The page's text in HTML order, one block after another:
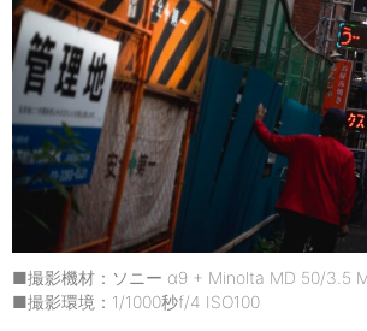
■撮影機材：ソニー α9 + Minolta MD 50/3.5
■撮影環境：1/1000秒f/4 ISO100